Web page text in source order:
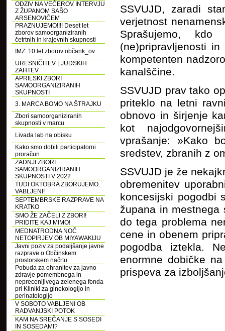
ODZIV NA VEČEROV INTERVJU
Z ŽUPANOM SAŠO
ARSENOVIČEM
PRAZNUJEMO!!!! Deset let
zborov samoorganiziranih
četrtnih in krajevnih skupnosti
IMZ: 10 let zborov občank_ov
URESNIČITEV LJUDSKIH
ZAHTEV
APRILSKI ZBORI
SAMOORGANIZIRANIH
SKUPNOSTI
3. MARCA BOMO NA ŠTRAJKU
Zbori samoorganiziranih
skupnosti v marcu
Livada lab na obisku
Kako smo dobili participatorni
proračun
ZADNJI ZBORI
SAMOORGANIZIRANIH
SKUPNOSTI V 2022
TUDI OKTOBRA ZBORUJEMO.
VABLJENI!
SEPTEMBRSKE RAZPRAVE NA
KRATKO
SMO ŽE ZAČELI Z ZBORI!
PRIDITE KAJ MIMO!
MEDNATRODNA NOČ
NETOPIRJEV OB MIYAWAKIJU
Javni poziv za podaljšanje javne
razprave o Občinskem
prostorskem načrtu
Pobuda za ohranitev za javno
zdravje pomembnega in
neprecenljivega zelenega fonda
pri Kliniki za ginekologijo in
perinatologijo
V SOBOTO VABLJENI OB
RADVANJSKI POTOK
KAM NA SREČANJE S SOSEDI
IN SOSEDAMI?
SSVUJD, zaradi
verjetnost
Sprašujemo,
(ne)pripravljenosti
kompetenten
kanalščine.
SSVUJD prav tako
priteklo na letni
obnovo in širjenje
kot
vprašanje: »Kako
sredstev, zbranih z
SSVUJD je že
obremenitev
koncesijski pogodbi
župana in mestnega
do tega problema
cene in obenem
pogodba iztekla.
enormne dobičke
prispeva za